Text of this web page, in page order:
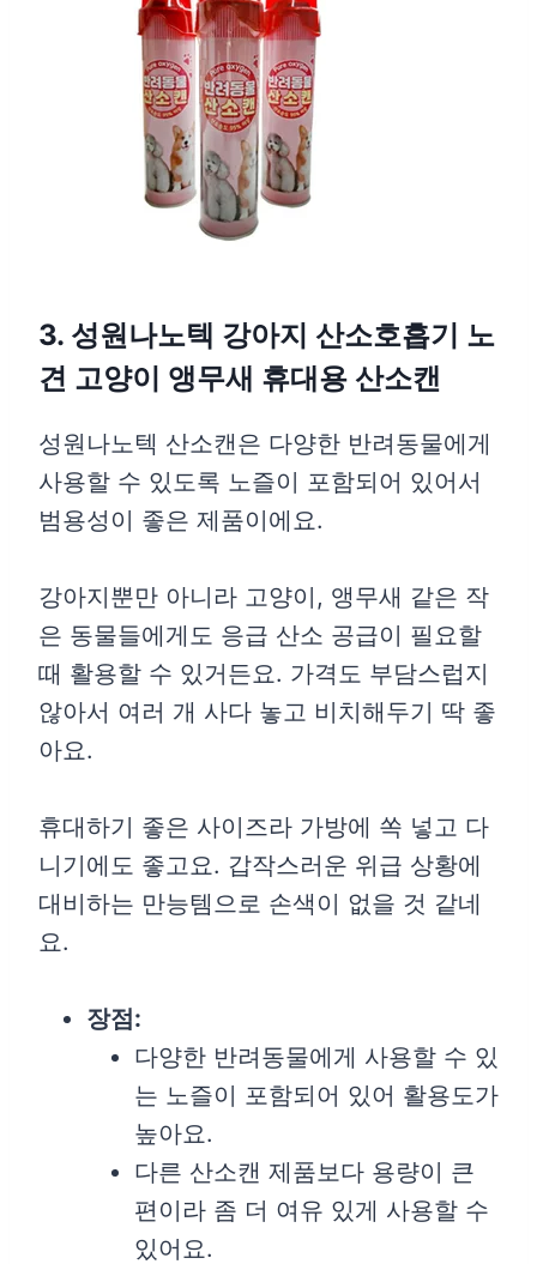
3. 성원나노텍 강아지 산소호흡기 노
견 고양이 앵무새 휴대용 산소캔
성원나노텍 산소캔은 다양한 반려동물에게
사용할 수 있도록 노즐이 포함되어 있어서
범용성이 좋은 제품이에요.
강아지뿐만 아니라 고양이, 앵무새 같은 작
은 동물들에게도 응급 산소 공급이 필요할
때 활용할 수 있거든요. 가격도 부담스럽지
않아서 여러 개 사다 놓고 비치해두기 딱 좋
아요.
휴대하기 좋은 사이즈라 가방에 쏙 넣고 다
니기에도 좋고요. 갑작스러운 위급 상황에
대비하는 만능템으로 손색이 없을 것 같네
요.
장점:
다양한 반려동물에게 사용할 수 있
는 노즐이 포함되어 있어 활용도가
높아요.
다른 산소캔 제품보다 용량이 큰
편이라 좀 더 여유 있게 사용할 수
있어요.